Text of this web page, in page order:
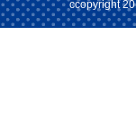
ccopyright